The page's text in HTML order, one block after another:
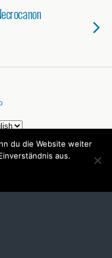
Desktop
du die Website weiter
aus.